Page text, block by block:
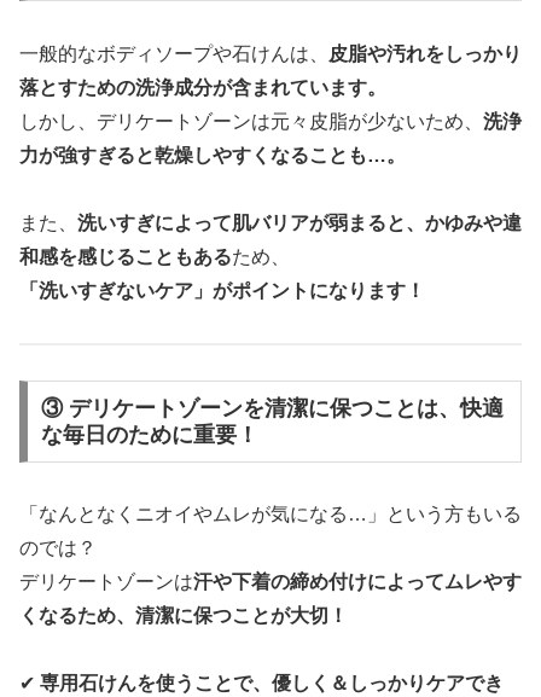
一般的なボディソープや石けんは、
皮脂や汚れをしっかり
落とすための洗浄成分が含まれています。
しかし、デリケートゾーンは元々皮脂が少ないため、 洗浄
力が強すぎると乾燥しやすくなることも…。
また、 洗いすぎによって肌バリアが弱まると、かゆみや違
和感を感じることもあるため、
「洗いすぎないケア」がポイントになります！
③ デリケートゾーンを清潔に保つことは、快適
な毎日のために重要！
「なんとなくニオイやムレが気になる…」という方もいる
のでは？
デリケートゾーンは汗や下着の締め付けによってムレやす
くなるため、清潔に保つことが大切！
✔ 専用石けんを使うことで、優しく＆しっかりケアでき